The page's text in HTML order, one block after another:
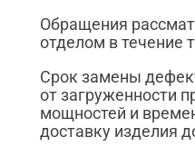
Обращения
отделом в течение
Срок замены
от загруженности
мощностей и
доставку изделия